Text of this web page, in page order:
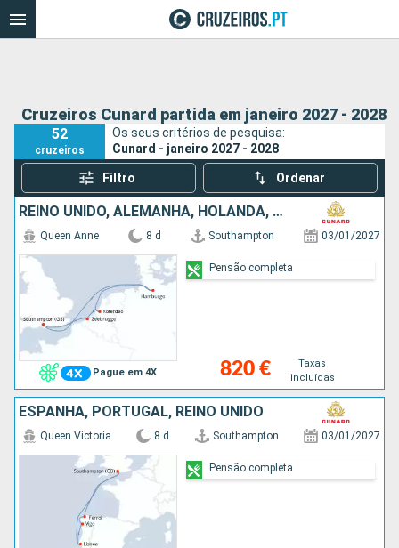
Cruzeiros Cunard partida em janeiro 2027 - 2028
52
cruzeiros
Os seus critérios de pesquisa:
Cunard - janeiro 2027 - 2028
Filtro Ordenar
REINO UNIDO, ALEMANHA, HOLANDA, BÉLGICA
Pague em 4X
Queen Anne 8 d Southampton 03/01/2027
820 €
Taxas
incluídas
Pensão completa
ESPANHA, PORTUGAL, REINO UNIDO
Queen Victoria 8 d Southampton 03/01/2027
Pensão completa